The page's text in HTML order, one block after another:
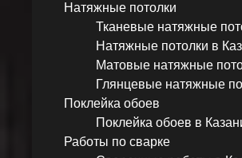
Натяжные потолки
Тканевые натяжные
Натяжные потолки в
Матовые натяжные
Глянцевые натяжные
Поклейка обоев
Поклейка обоев в
Работы по сварке